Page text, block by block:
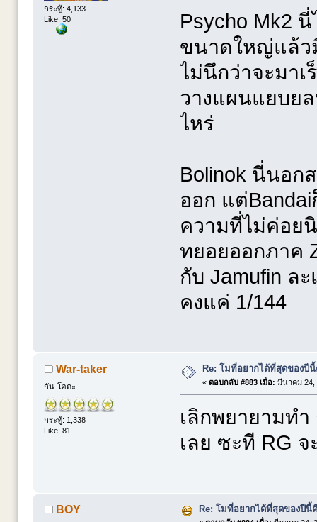
กระทู้: 4,133
Like: 50
Psycho Mk2
ขนาดใหญ่แล้ว
ไม่นึกว่าจะมา
วางแผนแยบย
ไหร่
Bolinok นี่นอก
ออก แต่
ความที่ไม่ค่อย
ทยอยออกภาค
กับ Jamufin ล
คงแค่ 1/144
War-taker
กัน-โอตะ
กระทู้: 1,338
Like: 81
Re: โมที่อยากได้ที่สุดของปี
« ตอบกลับ #883 เมื่อ: มีนาคม 24,
เลิกพยายามท
เลย ซะที RG
BOY Re: โมที่อยากได้ที่สุดของปีนี้